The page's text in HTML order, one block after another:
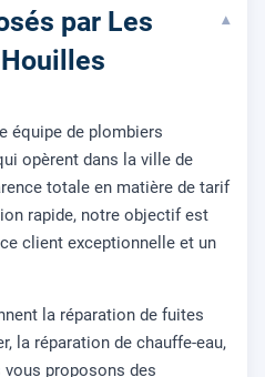
par Les
▾
équipe de plombiers
opèrent dans la ville de
totale en matière de tarif
rapide, notre objectif est
client exceptionnelle et un
la réparation de fuites
la réparation de chauffe-eau,
vous proposons des